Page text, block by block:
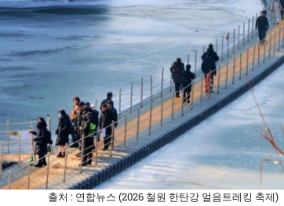
출처 : 연합뉴스 (2026 철원 한탄강 얼음트레킹 축제)